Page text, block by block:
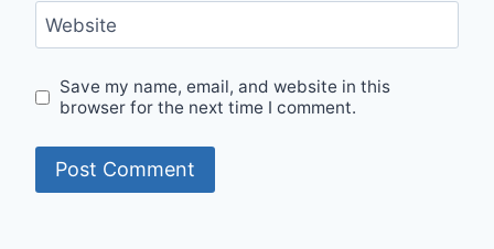
Website
Save my name, email, and website in this
browser for the next time I comment.